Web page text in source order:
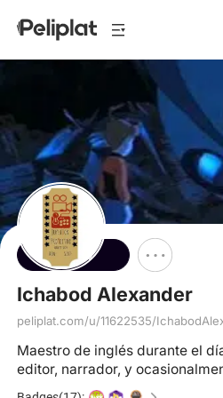
Follow
Ichabod Alexander
peliplat.com/u/11622535/
Maestro de inglés durante el
editor, narrador, y
videos del canal "Joystick